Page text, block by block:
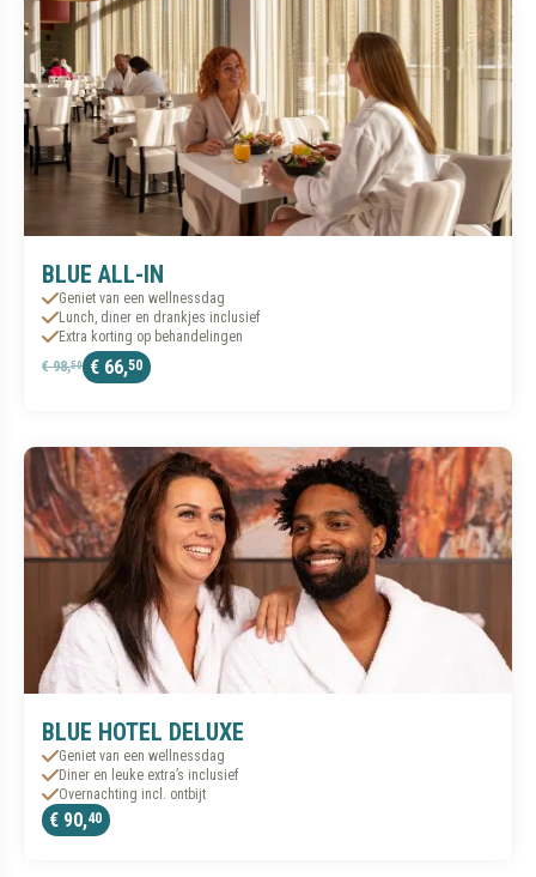
BLUE ALL-IN
Geniet van een wellnessdag
Lunch, diner en drankjes inclusief
Extra korting op behandelingen
€ 98,50 € 66,50
BLUE HOTEL DELUXE
Geniet van een wellnessdag
Diner en leuke extra’s inclusief
Overnachting incl. ontbijt
€ 90,40